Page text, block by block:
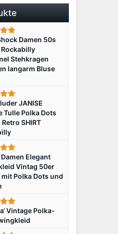
Damen 50s
Stehkragen
langarm Bluse
JANISE
Tulle Polka Dots
SHIRT
Elegant
Vintag 50er
mit Polka Dots und
Vintage Polka-